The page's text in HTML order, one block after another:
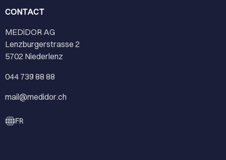
CONTACT
MEDiDOR AG
Lenzburgerstrasse 2
5702 Niederlenz
044 739 88 88
mail@medidor.ch
FR